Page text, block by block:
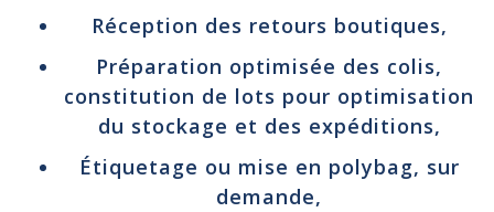
Réception des retours boutiques,
Préparation optimisée des colis,
constitution de lots pour optimisation
du stockage et des expéditions,
Étiquetage ou mise en polybag, sur
demande,